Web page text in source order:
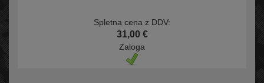
Spletna cena z DDV:
31,00 €
Zaloga